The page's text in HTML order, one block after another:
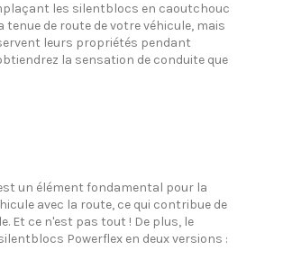
les silentblocs en caoutchouc
de route de votre véhicule, mais
leurs propriétés pendant
la sensation de conduite que
un élément fondamental pour la
avec la route, ce qui contribue de
Et ce n'est pas tout ! De plus, le
Powerflex en deux versions :